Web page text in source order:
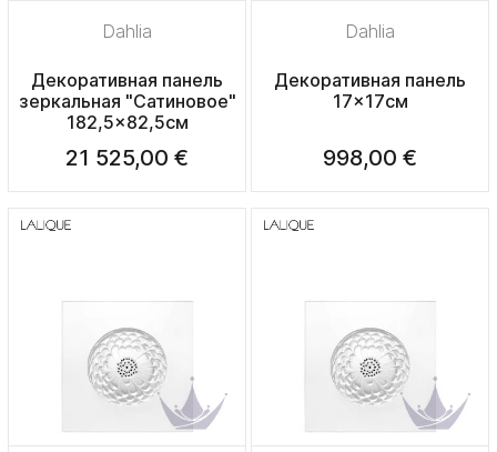
Dahlia
Декоративная панель
зеркальная "Сатиновое"
182,5x82,5см
21 525,00 €
Dahlia
Декоративная панель
17x17см
998,00 €